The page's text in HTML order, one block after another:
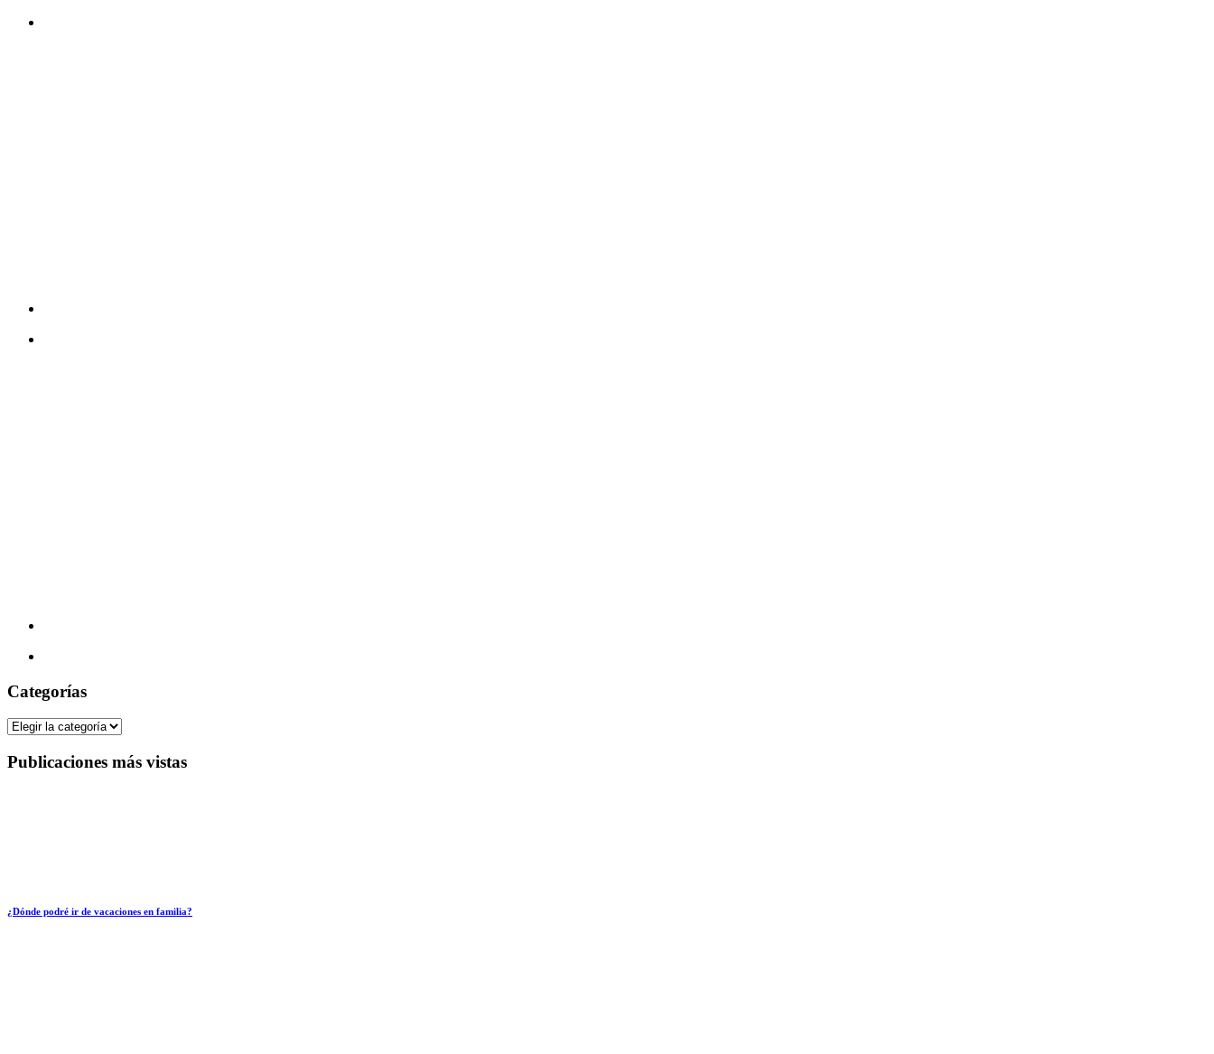
Categorías
Categorías
Publicaciones más vistas
¿Dónde podré ir de vacaciones en familia?